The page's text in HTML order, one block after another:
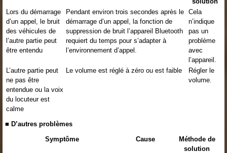
Lors du démarrage
d’un appel, le bruit
des véhicules de
l’autre partie peut
être entendu
Pendant environ trois secondes après le
démarrage d’un appel, la fonction de
suppression de bruit l’appareil Bluetooth
requiert du temps pour s’adapter à
l’environnement d’appel.
Cela
n’indique
pas un
problème
avec
l’appareil.
L’autre partie peut
ne pas être
entendue ou la voix
du locuteur est
calme
Le volume est réglé à zéro ou est faible
Régler le
volume.
■ D’autres problèmes
Symptôme
Cause
Méthode de
solution